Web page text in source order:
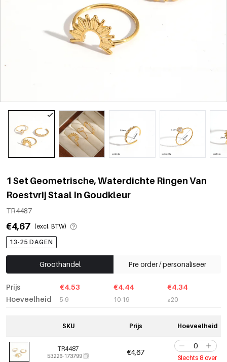
1 Set Geometrische, Waterdichte Ringen Van
Roestvrij Staal In Goudkleur
TR4487
€4,67 (excl. BTW)
13-25 DAGEN
Groothandel Pre order / personaliseer
Prijs
Hoeveelheid
€4.53
5-9
€4.44
10-19
€4.34
≥20
SKU Prijs Hoeveelheid
TR4487
53226-173799 €4,67
Slechts 8 over